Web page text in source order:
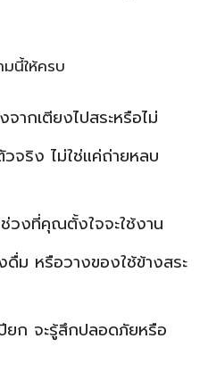
นี้ให้ครบ
ากเตียงไปสระหรือไม่
จริง ไม่ใช่แค่ถ่ายหลบ
วงที่คุณตั้งใจจะใช้งาน
ม หรือวางของใช้ข้างสระ
ปียก จะรู้สึกปลอดภัยหรือ